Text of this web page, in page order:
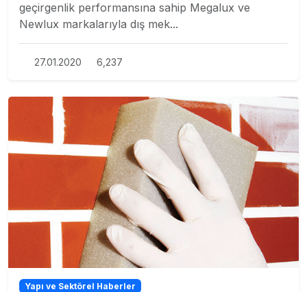
geçirgenlik performansına sahip Megalux ve
Newlux markalarıyla dış mek...
27.01.2020 6,237
Yapı ve Sektörel Haberler